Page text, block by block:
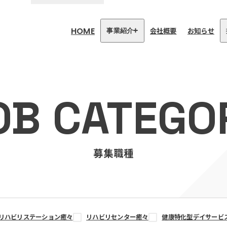
HOME 事業紹介
リハビリセンター癒々
健康特化型デイサービス癒々＋
α
福祉用具プランナー癒々
会社概要 お知らせ
募集職種
ハビリステーション癒々 リハビリセンター癒々 健康特化型デイサービ